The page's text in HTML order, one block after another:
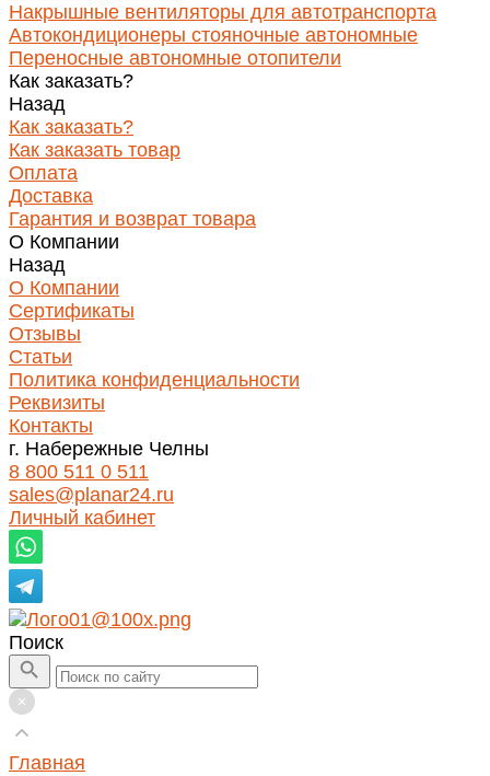
Накрышные вентиляторы для автотранспорта
Автокондиционеры стояночные автономные
Переносные автономные отопители
Как заказать?
Назад
Как заказать?
Как заказать товар
Оплата
Доставка
Гарантия и возврат товара
О Компании
Назад
О Компании
Сертификаты
Отзывы
Статьи
Политика конфиденциальности
Реквизиты
Контакты
г. Набережные Челны
8 800 511 0 511
sales@planar24.ru
Личный кабинет
Поиск
Главная